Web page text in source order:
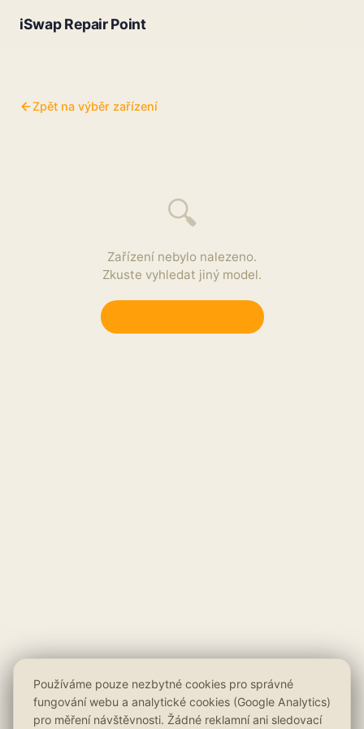
iSwap Repair Point
Zpět na výběr zařízení
🔍
Zařízení nebylo nalezeno.
Zkuste vyhledat jiný model.
Používáme pouze nezbytné cookies pro správné
fungování webu a analytické cookies (Google Analytics)
pro měření návštěvnosti. Žádné reklamní ani sledovací